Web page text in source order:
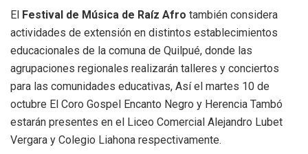
El Festival de Música de Raíz Afro también considera
actividades de extensión en distintos establecimientos
educacionales de la comuna de Quilpué, donde las
agrupaciones regionales realizarán talleres y conciertos
para las comunidades educativas, Así el martes 10 de
octubre El Coro Gospel Encanto Negro y Herencia Tambó
estarán presentes en el Liceo Comercial Alejandro Lubet
Vergara y Colegio Liahona respectivamente.